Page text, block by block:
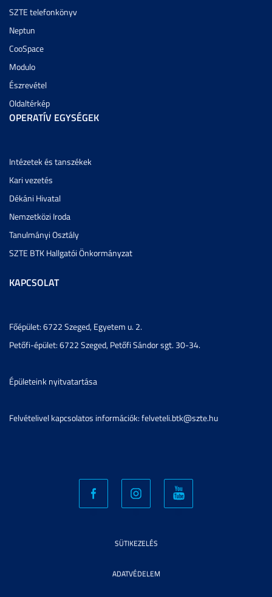
SZTE telefonkönyv
Neptun
CooSpace
Modulo
Észrevétel
Oldaltérkép
OPERATÍV EGYSÉGEK
Intézetek és tanszékek
Kari vezetés
Dékáni Hivatal
Nemzetközi Iroda
Tanulmányi Osztály
SZTE BTK Hallgatói Önkormányzat
KAPCSOLAT
Főépület: 6722 Szeged, Egyetem u. 2.
Petőfi-épület: 6722 Szeged, Petőfi Sándor sgt. 30-34.
Épületeink nyitvatartása
Felvételivel kapcsolatos információk: felveteli.btk@szte.hu
SÜTIKEZELÉS
ADATVÉDELEM